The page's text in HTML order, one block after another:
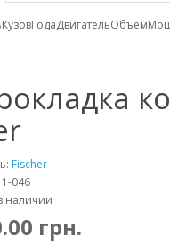
КузовГодаДвигательОбъем
Fischer
046
наличии
грн.